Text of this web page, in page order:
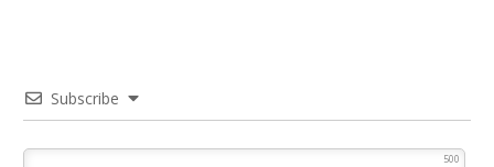
Subscribe
500